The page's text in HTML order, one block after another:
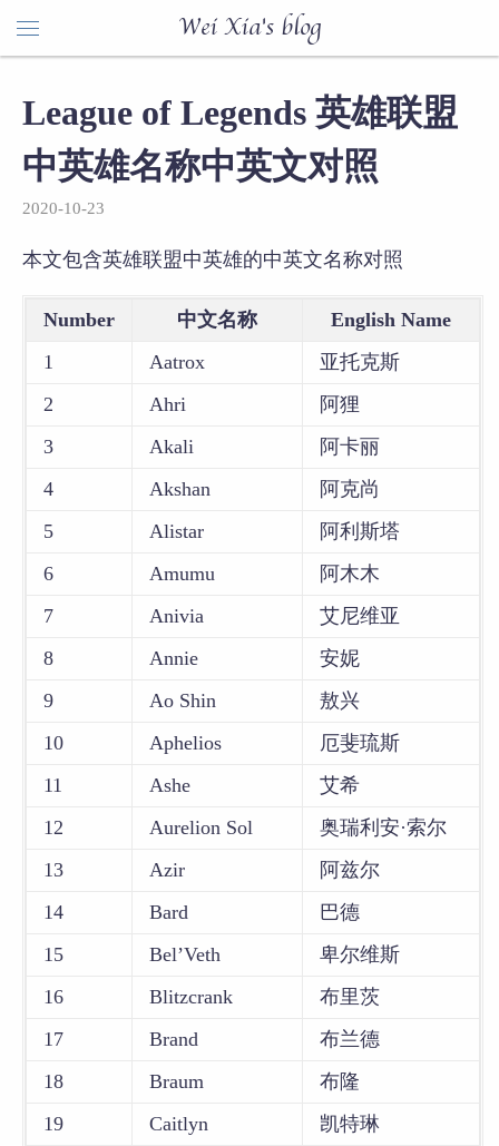
Wei Xia's blog
League of Legends 英雄联盟
中英雄名称中英文对照
2020-10-23
本文包含英雄联盟中英雄的中英文名称对照
Number 中文名称
English Name
1
Aatrox
亚托克斯
2
Ahri
阿狸
3
Akali
阿卡丽
4
Akshan
阿克尚
5
Alistar
阿利斯塔
6
Amumu
阿木木
7
Anivia
艾尼维亚
8
Annie
安妮
9
Ao Shin
敖兴
10
Aphelios
厄斐琉斯
11
Ashe
艾希
12
Aurelion Sol
奥瑞利安·索尔
13
Azir
阿兹尔
14
Bard
巴德
15
Bel’Veth
卑尔维斯
16
Blitzcrank
布里茨
17
Brand
布兰德
18
Braum
布隆
19
Caitlyn
凯特琳